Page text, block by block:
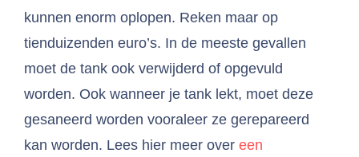
kunnen enorm oplopen. Reken maar op
tienduizenden euro’s. In de meeste gevallen
moet de tank ook verwijderd of opgevuld
worden. Ook wanneer je tank lekt, moet deze
gesaneerd worden vooraleer ze gerepareerd
kan worden. Lees hier meer over een